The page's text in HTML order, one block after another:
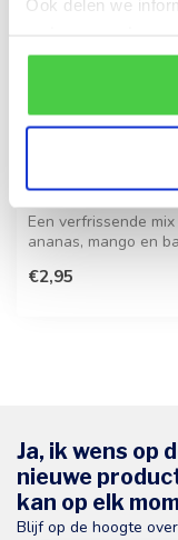
Ook delen we
rekening mee dat
de correcte
Smoothie Geel
Een verfrissende
ananas, mango en
dorstlesser...
€2,95
Ja, ik wens op
nieuwe
kan op elk
Blijf op de hoogte